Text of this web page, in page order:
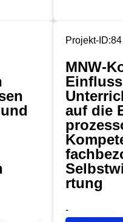
Projekt-ID:84
MNW-
auf die
rtung
-